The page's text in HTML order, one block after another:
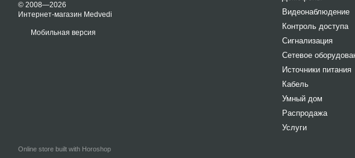
© 2008—2026
Интернет-магазин Medvedi
Мобильная версия
Online store built with Horoshop
Видеонаблюдение
Контроль доступа
Сигнализация
Сетевое
Источники питания
Кабель
Умный дом
Распродажа
Услуги